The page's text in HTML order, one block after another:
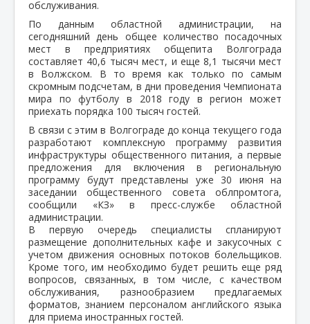
обслуживания.
По данным областной администрации, на
сегодняшний день общее количество посадочных
мест в предприятиях общепита Волгограда
составляет 40,6 тысяч мест, и еще 8,1 тысячи мест
в Волжском. В то время как только по самым
скромным подсчетам, в дни проведения Чемпионата
мира по футболу в 2018 году в регион может
приехать порядка 100 тысяч гостей.
В связи с этим в Волгограде до конца текущего года
разработают комплексную программу развития
инфраструктуры общественного питания, а первые
предложения для включения в региональную
программу будут представлены уже 30 июня на
заседании общественного совета облпромтога,
сообщили «КЗ» в пресс-службе областной
администрации.
В первую очередь специалисты спланируют
размещение дополнительных кафе и закусочных с
учетом движения основных потоков болельщиков.
Кроме того, им необходимо будет решить еще ряд
вопросов, связанных, в том числе, с качеством
обслуживания, разнообразием предлагаемых
форматов, знанием персоналом английского языка
для приема иностранных гостей.